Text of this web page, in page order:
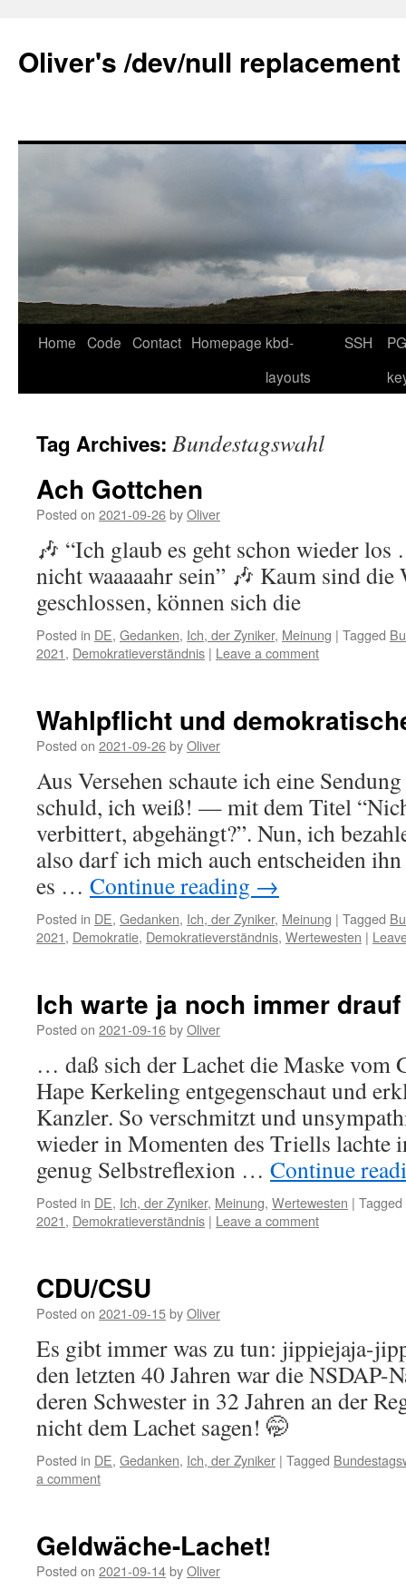
content
Oliver's /dev/null replacement
Home Code Contact Homepage kbd-
layouts
SSH
Tag Archives: Bundestagswahl
Ach Gottchen
Posted on 2021-09-26byOliver
🎶 “Ich glaub es geht schon wieder
nicht waaaaahr sein” 🎶 Kaum sind die
geschlossen, können sich die
Posted in DE, Gedanken, Ich, der Zyniker, Meinung | Tagged
2021, Demokratieverständnis | Leave a comment
Wahlpflicht und
Posted on 2021-09-26byOliver
Aus Versehen schaute ich eine
schuld, ich weiß! — mit dem Titel
verbittert, abgehängt?”. Nun, ich
also darf ich mich auch entscheiden
es … Continue reading →
Posted in DE, Gedanken, Ich, der Zyniker, Meinung | Tagged
2021, Demokratie, Demokratieverständnis, Wertewesten |
Ich warte ja noch immer
Posted on 2021-09-16byOliver
… daß sich der Lachet die Maske vom
Hape Kerkeling entgegenschaut und
Kanzler. So verschmitzt und
wieder in Momenten des Triells lachte
genug Selbstreflexion … Continue
Posted in DE, Ich, der Zyniker, Meinung, Wertewesten | Tagged
2021, Demokratieverständnis | Leave a comment
CDU/CSU
Posted on 2021-09-15byOliver
Es gibt immer was zu tun: jippiejaja-
den letzten 40 Jahren war die NSDAP-
deren Schwester in 32 Jahren an der
nicht dem Lachet sagen! 🤭
Posted in DE, Gedanken, Ich, der Zyniker | Tagged
a comment
Geldwäche-Lachet!
Posted on 2021-09-14byOliver